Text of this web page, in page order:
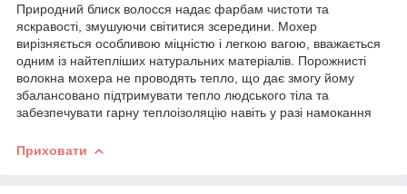
Природний блиск волосся надає фарбам чистоти та
яскравості, змушуючи світитися зсередини. Мохер
вирізняється особливою міцністю і легкою вагою, вважається
одним із найтепліших натуральних матеріалів. Порожнисті
волокна мохера не проводять тепло, що дає змогу йому
збалансовано підтримувати тепло людського тіла та
забезпечувати гарну теплоізоляцію навіть у разі намокання
Приховати